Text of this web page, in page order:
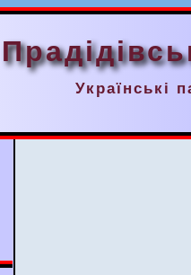
Українські